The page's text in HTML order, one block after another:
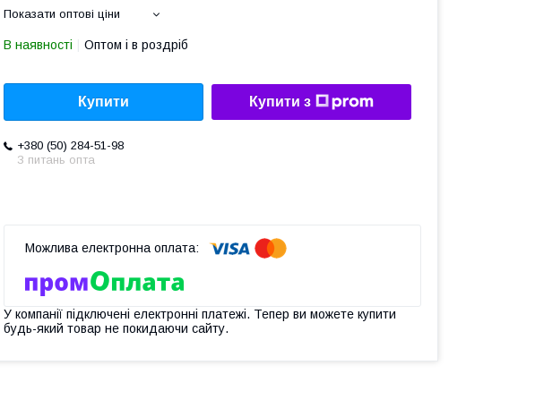
Показати оптові ціни
В наявності Оптом і в роздріб
Купити Купити з
+380 (50) 284-51-98
З питань опта
У компанії підключені електронні платежі. Тепер ви можете купити
будь-який товар не покидаючи сайту.